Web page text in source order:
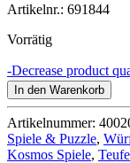
Artikelnr.: 691844
Vorrätig
-Decrease product
In den Warenkorb
Artikelnummer:
Spiele & Puzzle,
Kosmos Spiele,